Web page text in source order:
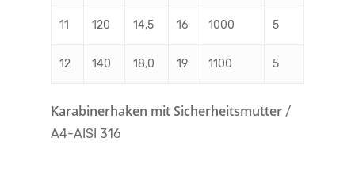
11 120 14,5 16 1000 5
12 140 18,0 19 1100 5
Karabinerhaken mit Sicherheitsmutter /
A4-AISI 316